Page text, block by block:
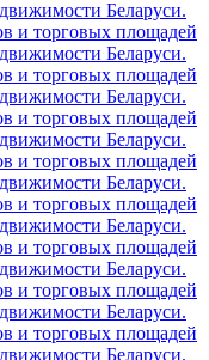
Беларуси.
и торговых площадей
Беларуси.
и торговых площадей
Беларуси.
и торговых площадей
Беларуси.
и торговых площадей
Беларуси.
и торговых площадей
Беларуси.
и торговых площадей
Беларуси.
и торговых площадей
Беларуси.
и торговых площадей
Беларуси.